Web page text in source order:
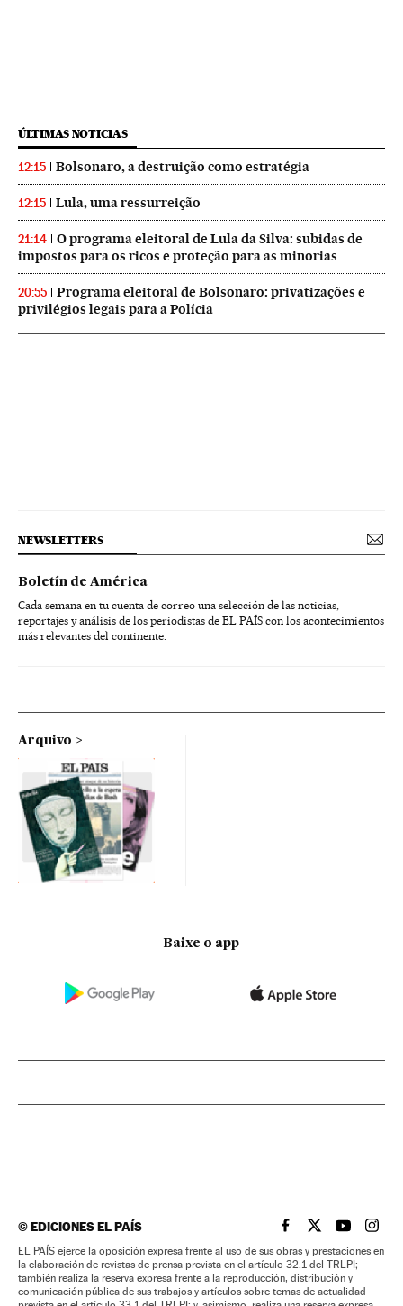
ÚLTIMAS NOTICIAS
12:15 Bolsonaro, a destruição como estratégia
12:15 Lula, uma ressurreição
21:14
O programa eleitoral de Lula da Silva: subidas de
impostos para os ricos e proteção para as minorias
20:55
Programa eleitoral de Bolsonaro: privatizações e
privilégios legais para a Polícia
NEWSLETTERS
Boletín de América
Cada semana en tu cuenta de correo una selección de las noticias,
reportajes y análisis de los periodistas de EL PAÍS con los acontecimientos
más relevantes del continente.
Arquivo
Baixe o app
©EDICIONES EL PAÍS EL PAÍS BRASIL EN
EL PAÍSEL PAÍS
EL
EL PAÍS ejerce la oposición expresa frente al uso de sus obras y prestaciones en
la elaboración de revistas de prensa prevista en el artículo 32.1 del TRLPI;
también realiza la reserva expresa frente a la reproducción, distribución y
comunicación pública de sus trabajos y artículos sobre temas de actualidad